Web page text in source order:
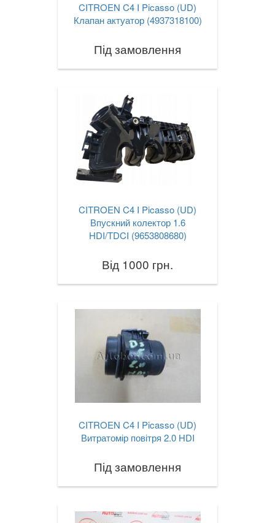
CITROEN C4 I Picasso (UD)
Клапан актуатор (4937318100)
Під замовлення
CITROEN C4 I Picasso (UD)
Впускний колектор 1.6
HDI/TDCI (9653808680)
Від 1000 грн.
CITROEN C4 I Picasso (UD)
Витратомір повітря 2.0 HDI
Під замовлення